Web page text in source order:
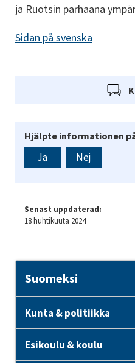
ja Ruotsin parhaana
Sidan på svenska
Hjälpte informationen
Ja Nej
Senast uppdaterad:
18 huhtikuuta 2024
Suomeksi
Kunta & politiikka
Esikoulu & koulu